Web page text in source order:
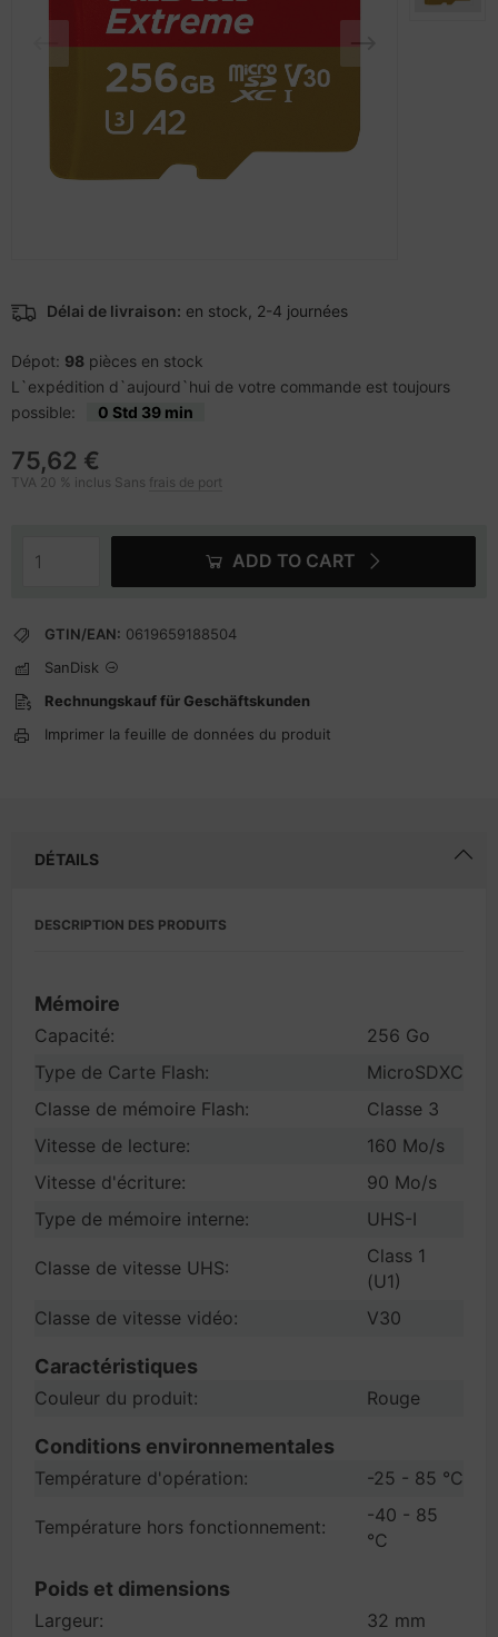
Délai de livraison: en stock, 2-4 journées
Dépot: 98 pièces en stock
L`expédition d`aujourd`hui de votre commande est toujours
possible:
0 Std 39 min
75,62 €
TVA 20 % inclus Sans frais de port
ADD TO CART
GTIN/EAN: 0619659188504
SanDisk
Rechnungskauf für Geschäftskunden
Imprimer la feuille de données du produit
DÉTAILS
DESCRIPTION DES PRODUITS
Mémoire
Capacité:
256 Go
Type de Carte Flash:
MicroSDXC
Classe de mémoire Flash:
Classe 3
Vitesse de lecture:
160 Mo/s
Vitesse d'écriture:
90 Mo/s
Type de mémoire interne:
UHS-I
Classe de vitesse UHS:
Class 1
(U1)
Classe de vitesse vidéo:
V30
Caractéristiques
Couleur du produit: Rouge
Conditions environnementales
Température d'opération: -25 - 85 °C
Température hors fonctionnement:
-40 - 85
°C
Poids et dimensions
Largeur:
32 mm
pour vidéoprojecteurs
portables et dispositifs de
Zubehör
CD/DVD/BluRay
et disques durs
Netzwerkgeräte
feuilles, étiquettes
Tinten Minen